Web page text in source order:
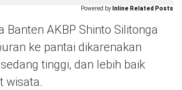
Powered by Inline Related Posts
AKBP Shinto Silitonga
ke pantai dikarenakan
tinggi, dan lebih baik
wisata.